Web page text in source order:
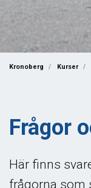
Kronoberg Kurser
Frågor
Här finns
frågorna som